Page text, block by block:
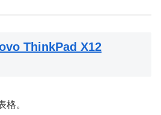
ThinkPad X12
格。